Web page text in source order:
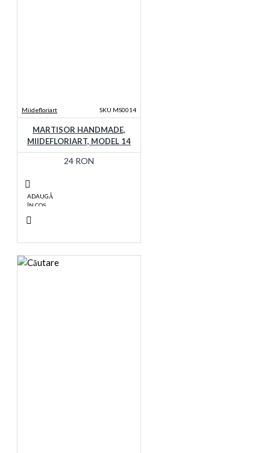
Miidefloriart SKU MS0014
MARTISOR HANDMADE,
MIIDEFLORIART, MODEL 14
24 RON
ADAUGĂ
ÎN COŞ